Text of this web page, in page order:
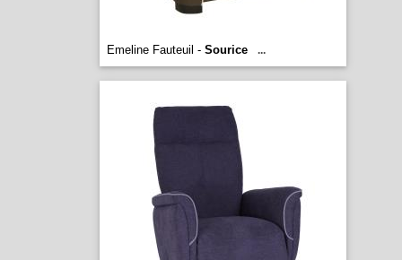
Emeline Fauteuil - Sourice ...